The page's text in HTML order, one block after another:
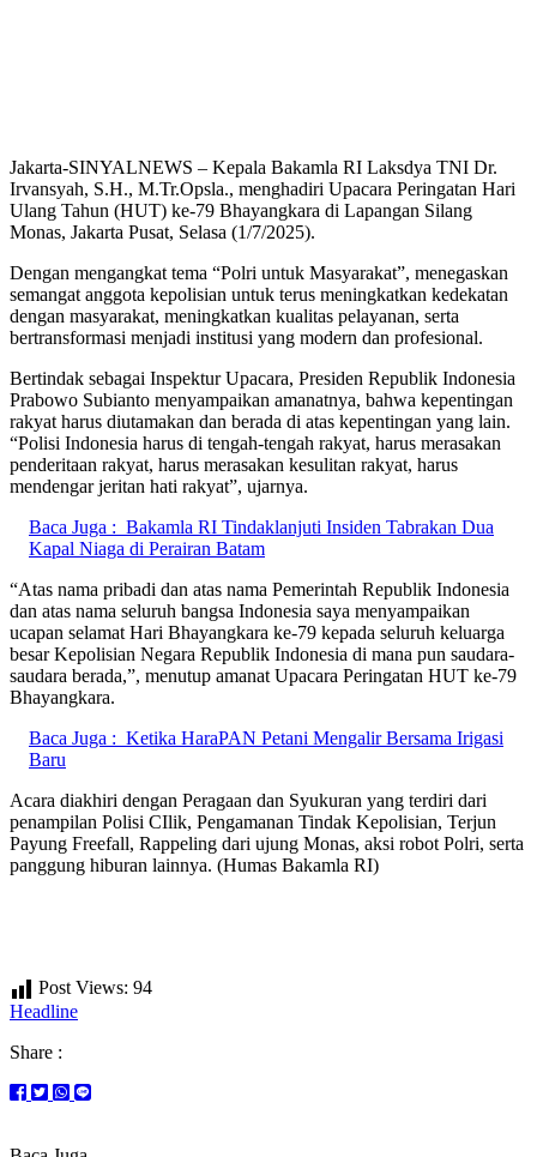
Jakarta-SINYALNEWS – Kepala Bakamla RI Laksdya TNI Dr.
Irvansyah, S.H., M.Tr.Opsla., menghadiri Upacara Peringatan Hari
Ulang Tahun (HUT) ke-79 Bhayangkara di Lapangan Silang
Monas, Jakarta Pusat, Selasa (1/7/2025).
Dengan mengangkat tema “Polri untuk Masyarakat”, menegaskan
semangat anggota kepolisian untuk terus meningkatkan kedekatan
dengan masyarakat, meningkatkan kualitas pelayanan, serta
bertransformasi menjadi institusi yang modern dan profesional.
Bertindak sebagai Inspektur Upacara, Presiden Republik Indonesia
Prabowo Subianto menyampaikan amanatnya, bahwa kepentingan
rakyat harus diutamakan dan berada di atas kepentingan yang lain.
“Polisi Indonesia harus di tengah-tengah rakyat, harus merasakan
penderitaan rakyat, harus merasakan kesulitan rakyat, harus
mendengar jeritan hati rakyat”, ujarnya.
Baca Juga : Bakamla RI Tindaklanjuti Insiden Tabrakan Dua
Kapal Niaga di Perairan Batam
“Atas nama pribadi dan atas nama Pemerintah Republik Indonesia
dan atas nama seluruh bangsa Indonesia saya menyampaikan
ucapan selamat Hari Bhayangkara ke-79 kepada seluruh keluarga
besar Kepolisian Negara Republik Indonesia di mana pun saudara-
saudara berada,”, menutup amanat Upacara Peringatan HUT ke-79
Bhayangkara.
Baca Juga : Ketika HaraPAN Petani Mengalir Bersama Irigasi
Baru
Acara diakhiri dengan Peragaan dan Syukuran yang terdiri dari
penampilan Polisi CIlik, Pengamanan Tindak Kepolisian, Terjun
Payung Freefall, Rappeling dari ujung Monas, aksi robot Polri, serta
panggung hiburan lainnya. (Humas Bakamla RI)
Post Views: 94
Headline
Share :